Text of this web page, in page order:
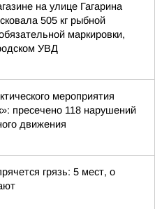
на улице Гагарина
505 кг рыбной
маркировки,
УВД
мероприятия
пресечено 118 нарушений
движения
грязь: 5 мест, о